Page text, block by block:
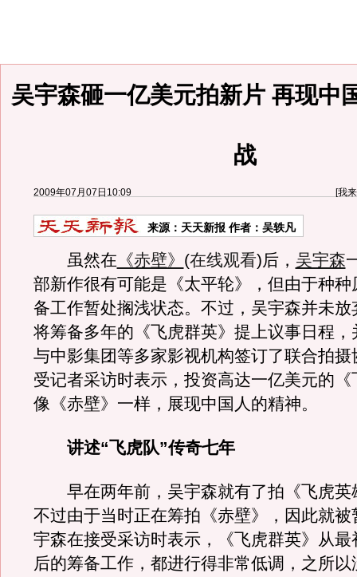
吴宇森砸一亿美元拍新片 再现中
战
2009年07月07日10:09 [我
来源： 天天新报作者：吴轶凡
虽然在 《赤壁》 (在线观看)后， 吴宇森
部新作很有可能是《太平轮》，但由于种种
备工作暂处搁浅状态。不过，吴宇森并未放
将筹备多年的《飞虎群英》提上议事日程，
与中影集团等多家影视机构签订了联合拍摄
受记者采访时表示，投资高达一亿美元的《
像《赤壁》一样，展现中国人的精神。
讲述“飞虎队”传奇七年
早在两年前，吴宇森就有了拍《飞虎英
不过由于当时正在筹拍《赤壁》，因此就被
宇森在接受采访时表示，《飞虎群英》从最
后的筹备工作，都进行得非常低调，之所